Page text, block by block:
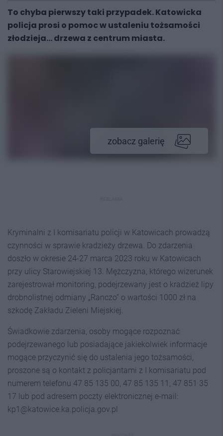
To chyba pierwszy taki przypadek. Katowicka
policja prosi o pomoc w ustaleniu tożsamości
złodzieja... drzewa z centrum miasta.
zobacz galerię
Kryminalni z I komisariatu policji w Katowicach prowadzą
czynności w sprawie kradzieży drzewa. Do zdarzenia
doszło w okresie 24-27 marca 2023 roku w Katowicach
przy ulicy Starowiejskiej 13. Mężczyzna, którego wizerunek
zarejestrował monitoring, podejrzewany jest o kradzież lipy
drobnolistnej odmiany „Ranczo” o wartości 1000 zł na
szkodę Zakładu Zieleni Miejskiej.
Świadkowie zdarzenia, osoby mogące rozpoznać
podejrzewanego lub posiadające jakiekolwiek informacje
mogące przyczynić się do ustalenia jego tożsamości,
proszone są o kontakt z policjantami z I komisariatu pod
numerem telefonu 47 85 135 00, 47 85 135 11, 47 851 35
17 lub pod adresem poczty elektronicznej e-mail:
kp1@katowice.ka.policja.gov.pl